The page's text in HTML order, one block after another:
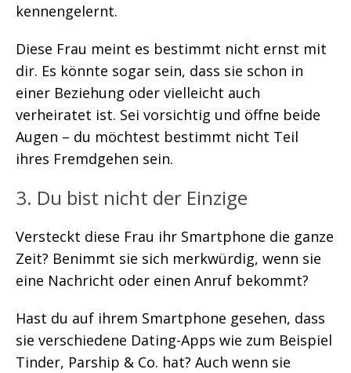
kennengelernt.
Diese Frau meint es bestimmt nicht ernst mit
dir. Es könnte sogar sein, dass sie schon in
einer Beziehung oder vielleicht auch
verheiratet ist. Sei vorsichtig und öffne beide
Augen – du möchtest bestimmt nicht Teil
ihres Fremdgehen sein.
3. Du bist nicht der Einzige
Versteckt diese Frau ihr Smartphone die ganze
Zeit? Benimmt sie sich merkwürdig, wenn sie
eine Nachricht oder einen Anruf bekommt?
Hast du auf ihrem Smartphone gesehen, dass
sie verschiedene Dating-Apps wie zum Beispiel
Tinder, Parship & Co. hat? Auch wenn sie